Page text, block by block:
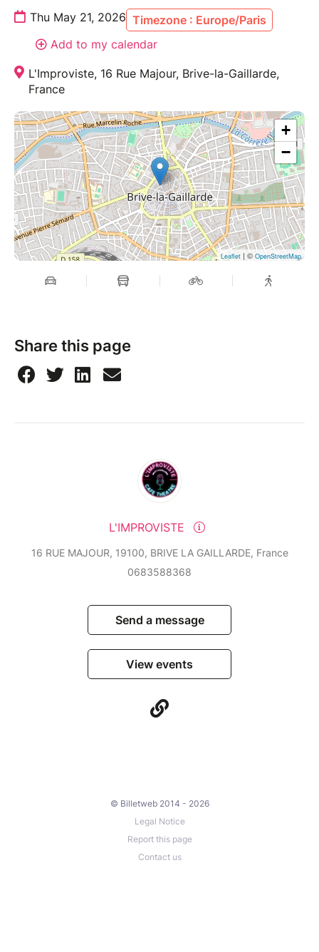
Thu May 21, 2026 Timezone : Europe/Paris
Add to my calendar
L'Improviste, 16 Rue Majour, Brive-la-Gaillarde,
France
+
−
Leaflet | © OpenStreetMap
Share this page
L'IMPROVISTE
16 RUE MAJOUR, 19100, BRIVE LA GAILLARDE, France
0683588368
Send a message
View events
© Billetweb 2014 - 2026
Legal Notice
Report this page
Contact us